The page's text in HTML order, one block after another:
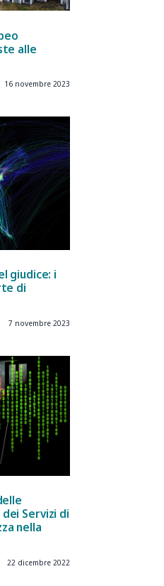
alle
16 novembre 2023
giudice: i
di
7 novembre 2023
Servizi di
nella
22 dicembre 2022